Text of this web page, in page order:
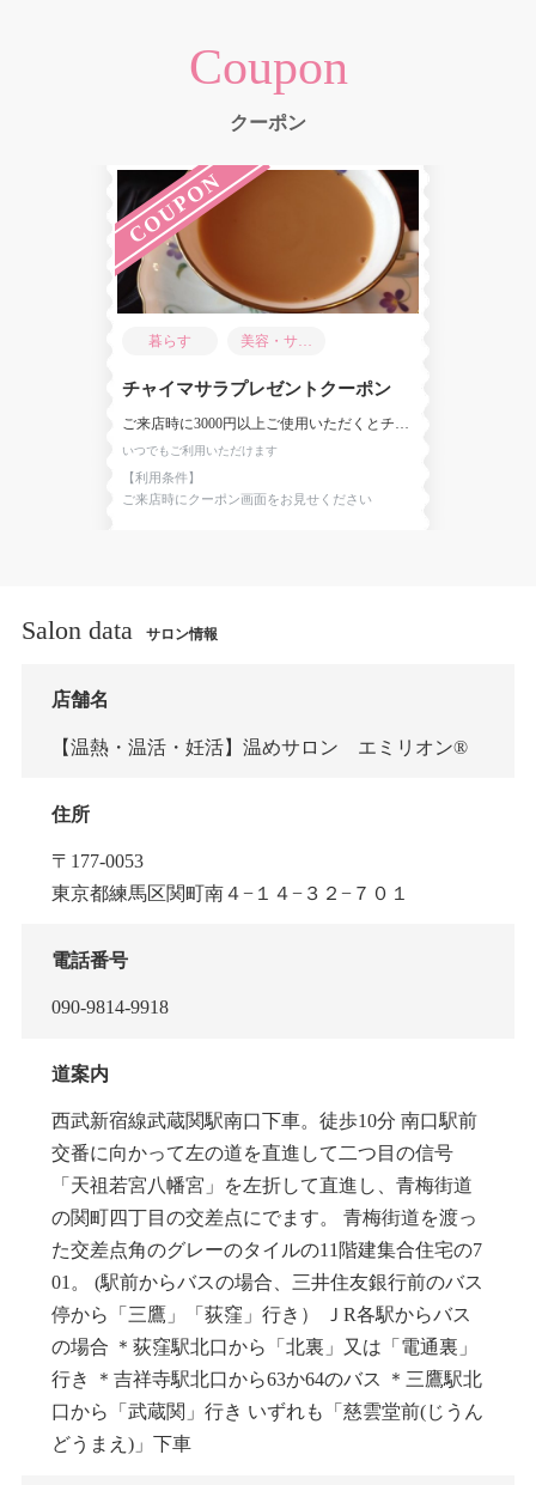
Coupon
クーポン
COUPON
暮らす
美容・サロ
チャイマサラプレゼントクーポン
ご来店時に3000円以上ご使用いただくとチャ
イマサラ（20g）プレゼント
いつでもご利用いただけます
【利用条件】
ご来店時にクーポン画面をお見せください
Salon data サロン情報
店舗名
【温熱・温活・妊活】温めサロン エミリオン®
住所
〒177-0053
東京都練馬区関町南４−１４−３２−７０１
電話番号
090-9814-9918
道案内
西武新宿線武蔵関駅南口下車。徒歩10分 南口駅前
交番に向かって左の道を直進して二つ目の信号
「天祖若宮八幡宮」を左折して直進し、青梅街道
の関町四丁目の交差点にでます。 青梅街道を渡っ
た交差点角のグレーのタイルの11階建集合住宅の7
01。 (駅前からバスの場合、三井住友銀行前のバス
停から「三鷹」「荻窪」行き） ＪR各駅からバス
の場合 ＊荻窪駅北口から「北裏」又は「電通裏」
行き ＊吉祥寺駅北口から63か64のバス ＊三鷹駅北
口から「武蔵関」行き いずれも「慈雲堂前(じうん
どうまえ)」下車